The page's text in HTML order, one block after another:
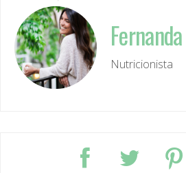
Nutricionista
Facebook Twitter Pinterest